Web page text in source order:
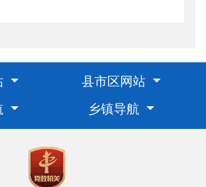
县市区网站
乡镇导航